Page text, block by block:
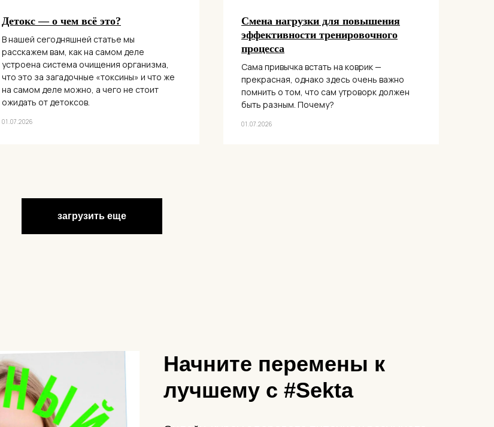
Детокс — о чем всё это?
В нашей сегодняшней статье мы
расскажем вам, как на самом деле
устроена система очищения организма,
что это за загадочные «токсины» и что же
на самом деле можно, а чего не стоит
ожидать от детоксов.
01.07.2026
Смена нагрузки для повышения
эффективности тренировочного
процесса
Сама привычка встать на коврик —
прекрасная, однако здесь очень важно
помнить о том, что сам утроворк должен
быть разным. Почему?
01.07.2026
загрузить еще
Начните перемены к
лучшему с #Sekta